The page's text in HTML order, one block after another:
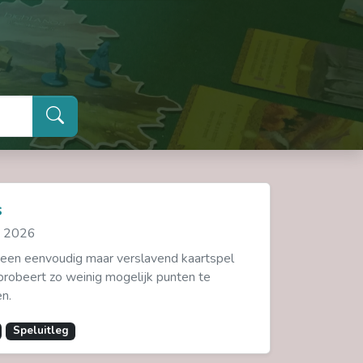
eenvoudig maar verslavend kaartspel
zo weinig mogelijk punten te
Speluitleg